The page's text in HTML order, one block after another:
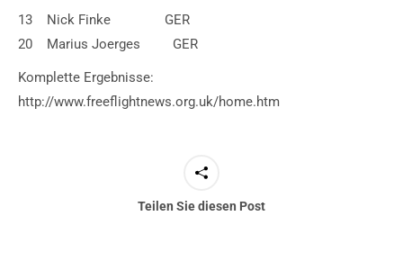
13 Nick Finke GER
20 Marius Joerges GER
Komplette Ergebnisse:
http://www.freeflightnews.org.uk/home.htm
Teilen Sie diesen Post